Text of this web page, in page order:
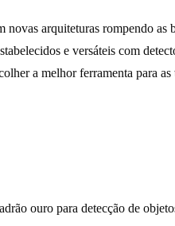
arquiteturas rompendo
e versáteis com
a melhor ferramenta para
ouro para detecção de